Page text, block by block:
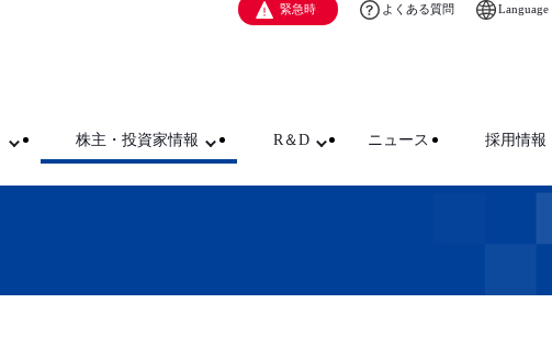
緊急時 よくある質問 Language
株主・投資家情報 R＆D ニュース 採用情報